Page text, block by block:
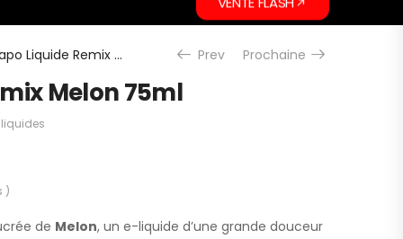
Vapo Liquide Remix Melon 75ml Prev Prochaine
Melon 75ml
)
de Melon, un e-liquide d’une grande douceur